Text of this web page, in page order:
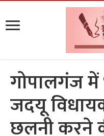
गोपालगंज में
जदयू
छलनी करने